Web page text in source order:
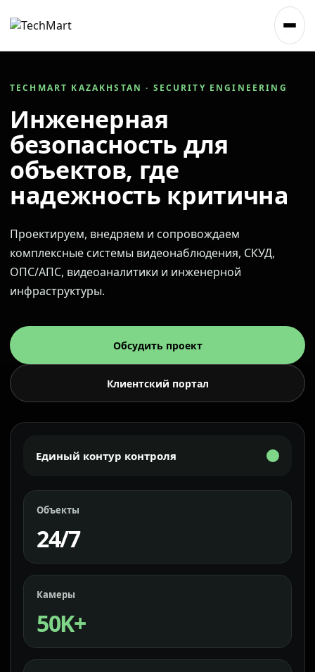
TECHMART KAZAKHSTAN · SECURITY ENGINEERING
Инженерная
безопасность для
объектов, где
надежность критична
Проектируем, внедряем и сопровождаем
комплексные системы видеонаблюдения, СКУД,
ОПС/АПС, видеоаналитики и инженерной
инфраструктуры.
Обсудить проект
Клиентский портал
Единый контур контроля
Объекты
24/7
Камеры
50K+